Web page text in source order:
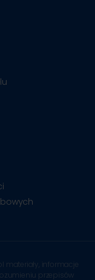
materiały, informacje
przepisów